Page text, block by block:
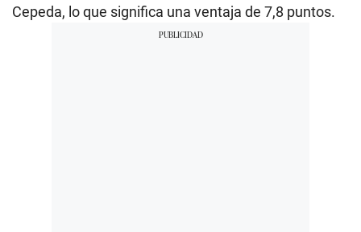
Cepeda, lo que significa una ventaja de 7,8 puntos.